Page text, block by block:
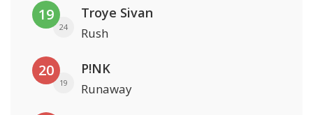
19
24
Troye Sivan
Rush
20
19
P!NK
Runaway